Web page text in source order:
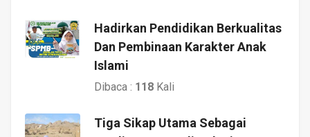
Hadirkan Pendidikan Berkualitas
Dan Pembinaan Karakter Anak
Islami
Dibaca : 118 Kali
Tiga Sikap Utama Sebagai